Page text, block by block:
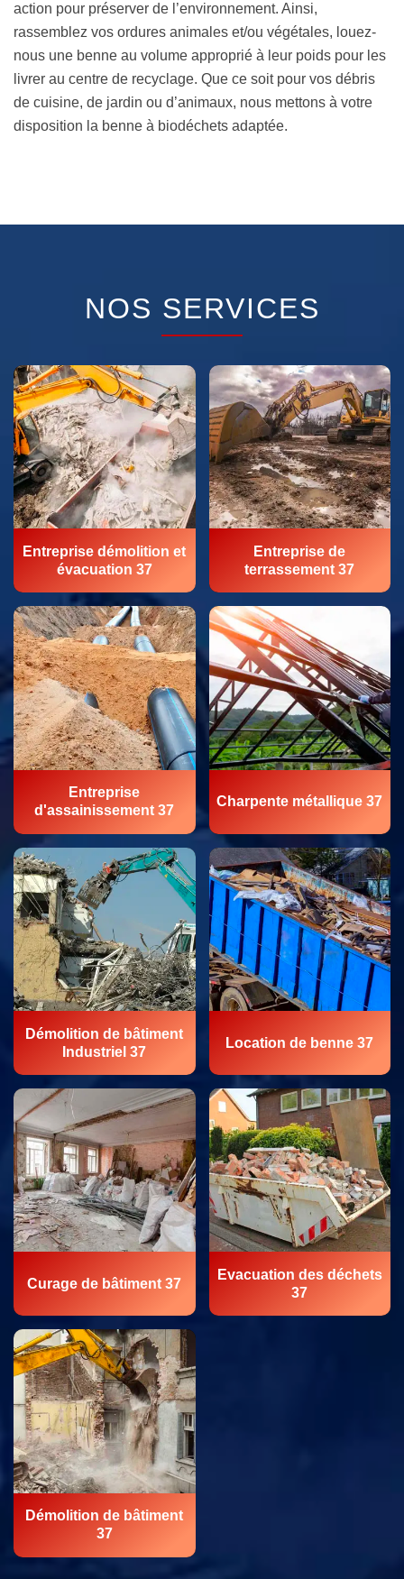
action pour préserver de l’environnement. Ainsi,
rassemblez vos ordures animales et/ou végétales, louez-
nous une benne au volume approprié à leur poids pour les
livrer au centre de recyclage. Que ce soit pour vos débris
de cuisine, de jardin ou d’animaux, nous mettons à votre
disposition la benne à biodéchets adaptée.
NOS SERVICES
Entreprise démolition et
évacuation 37
Entreprise de
terrassement 37
Entreprise
d'assainissement 37
Charpente métallique 37
Démolition de bâtiment
Industriel 37
Location de benne 37
Curage de bâtiment 37
Evacuation des déchets
37
Démolition de bâtiment
37